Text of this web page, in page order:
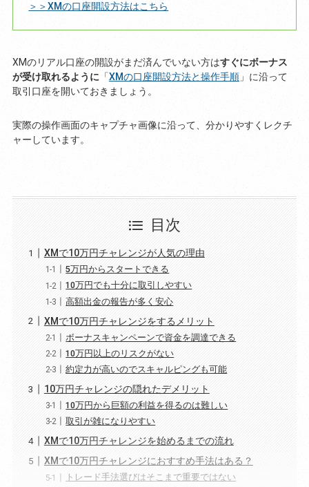
＞＞XMの口座開設方法はこちら
XMのリアル口座の開設がまだ済んでいない方はすぐにボーナス
が受け取れるように 「XMの口座開設方法と操作手順」に沿って
取引口座を開いておきましょう。
実際の操作画面のキャプチャ画像に沿って、分かりやすくレクチ
ャーしています。
目次
XMで10万円チャレンジが人気の理由
5万円からスタートできる
10万円でも十分に取引しやすい
高額出金の報告が多く安心
XMで10万円チャレンジをするメリット
ボーナスキャンペーンで資金を調達できる
10万円以上のリスクがない
約定力が高いのでスキャルピングも可能
10万円チャレンジの隠れたデメリット
10万円から巨額の利益を得るのは難しい
取引が雑になりやすい
XMで10万円チャレンジを始めるまでの流れ
XMで10万円チャレンジにおすすめ手法はある？
トレード手法選びはそこまで重要ではない